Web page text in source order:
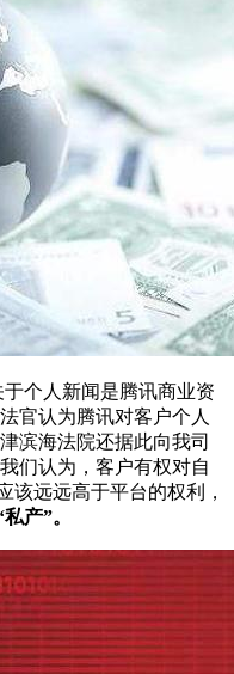
个人新闻是腾讯商业资
官认为腾讯对客户个人
滨海法院还据此向我司
们认为，客户有权对自
该远远高于平台的权利，
产”。